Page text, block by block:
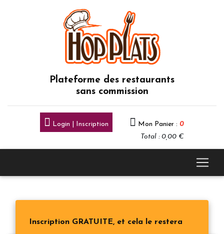
Plateforme des restaurants
sans commission
Login | Inscription Mon Panier : 0
Total : 0,00 €
Inscription GRATUITE, et cela le restera